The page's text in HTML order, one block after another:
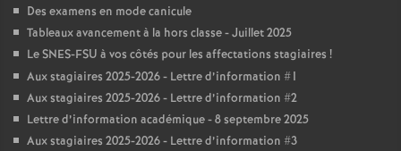
Des examens en mode canicule
Tableaux avancement à la hors classe - Juillet 2025
Le SNES-FSU à vos côtés pour les affectations stagiaires !
Aux stagiaires 2025-2026 - Lettre d’information #1
Aux stagiaires 2025-2026 - Lettre d’information #2
Lettre d’information académique - 8 septembre 2025
Aux stagiaires 2025-2026 - Lettre d’information #3